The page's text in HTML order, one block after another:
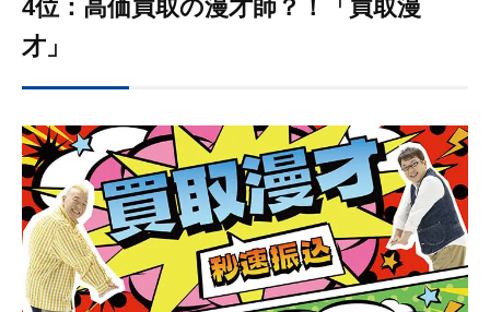
4位：高価買取の漫才師？！「買取漫
才」